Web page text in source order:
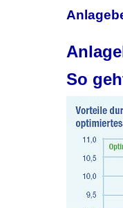
So